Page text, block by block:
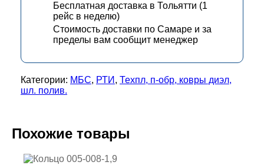
Бесплатная доставка в Тольятти (1
рейс в неделю)
Стоимость доставки по Самаре и за
пределы вам сообщит менеджер
Категории: МБС, РТИ , Техпл, п-обр, ковры диэл,
шл. полив.
Похожие товары